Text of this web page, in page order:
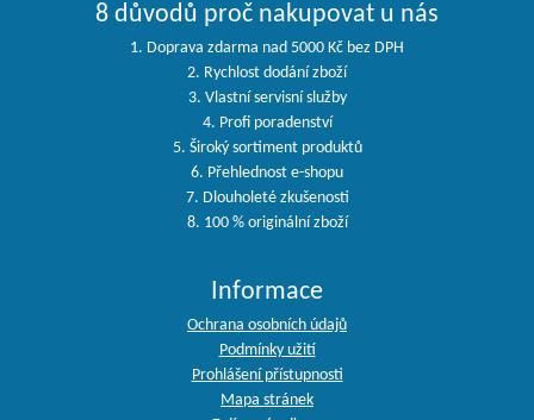
8 důvodů proč nakupovat u nás
1. Doprava zdarma nad 5000 Kč bez DPH
2. Rychlost dodání zboží
3. Vlastní servisní služby
4. Profi poradenství
5. Široký sortiment produktů
6. Přehlednost e-shopu
7. Dlouholeté zkušenosti
8. 100 % originální zboží
Informace
Ochrana osobních údajů
Podmínky užití
Prohlášení přístupnosti
Mapa stránek